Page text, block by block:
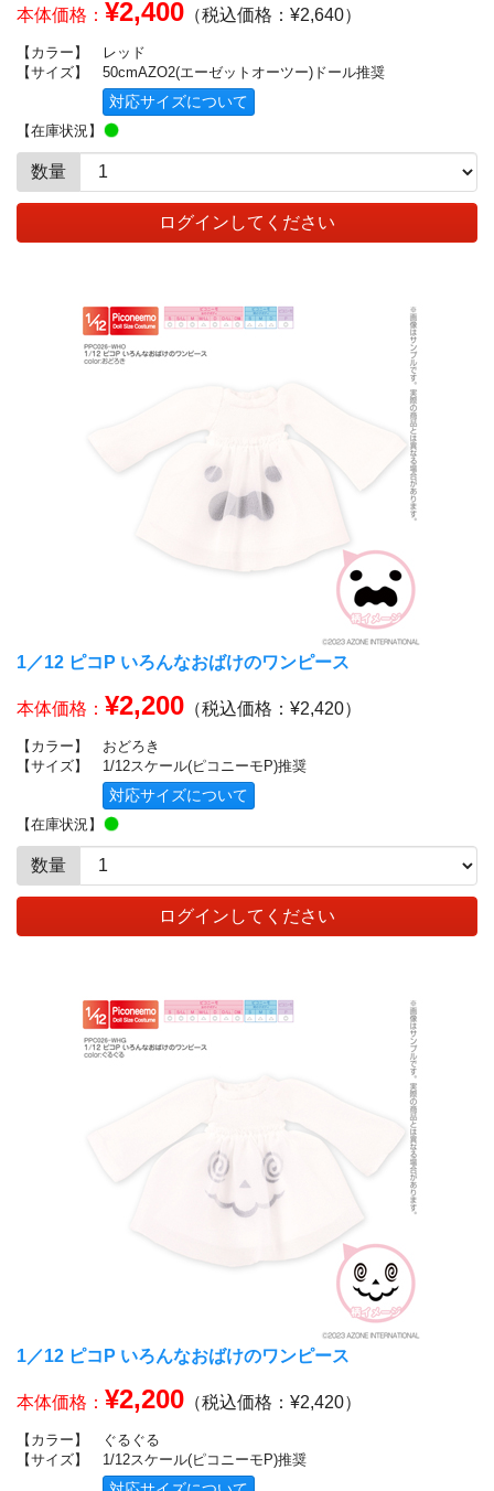
本体価格： ¥2,400 （税込価格：¥2,640）
【カラー】
レッド
【サイズ】
50cmAZO2(エーゼットオーツー)ドール推奨
対応サイズについて
【在庫状況】
数量
ログインしてください
1／12 ピコP いろんなおばけのワンピース
本体価格： ¥2,200 （税込価格：¥2,420）
【カラー】
おどろき
【サイズ】
1/12スケール(ピコニーモP)推奨
対応サイズについて
【在庫状況】
数量
ログインしてください
1／12 ピコP いろんなおばけのワンピース
本体価格： ¥2,200 （税込価格：¥2,420）
【カラー】
ぐるぐる
【サイズ】
1/12スケール(ピコニーモP)推奨